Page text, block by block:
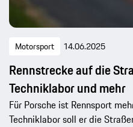
Motorsport 14.06.2025
Rennstrecke auf die
Techniklabor und mehr
Für Porsche ist Rennsport
Techniklabor soll er die